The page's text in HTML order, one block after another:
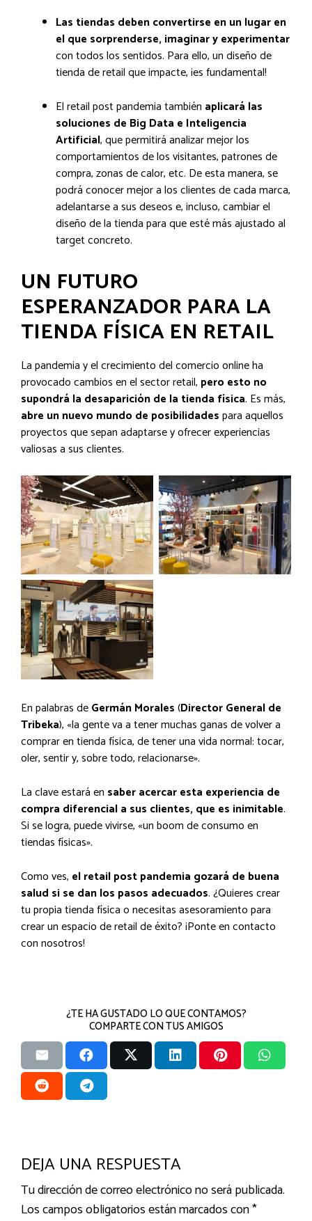
Las tiendas deben convertirse en un lugar en
el que sorprenderse, imaginar y experimentar
con todos los sentidos. Para ello, un diseño de
tienda de retail que impacte, ¡es fundamental!
El retail post pandemia también aplicará las
soluciones de Big Data e Inteligencia
Artificial, que permitirá analizar mejor los
comportamientos de los visitantes, patrones de
compra, zonas de calor, etc. De esta manera, se
podrá conocer mejor a los clientes de cada marca,
adelantarse a sus deseos e, incluso, cambiar el
diseño de la tienda para que esté más ajustado al
target concreto.
UN FUTURO
ESPERANZADOR PARA LA
TIENDA FÍSICA EN RETAIL
La pandemia y el crecimiento del comercio online ha
provocado cambios en el sector retail, pero esto no
supondrá la desaparición de la tienda física. Es más,
abre un nuevo mundo de posibilidadespara aquellos
proyectos que sepan adaptarse y ofrecer experiencias
valiosas a sus clientes.
En palabras deGermán Morales(Director General de
Tribeka), «la gente va a tener muchas ganas de volver a
comprar en tienda física, de tener una vida normal: tocar,
oler, sentir y, sobre todo, relacionarse».
La clave estará en saber acercar esta experiencia de
compra diferencial a sus clientes, que es inimitable.
Si se logra, puede vivirse, «un boom de consumo en
tiendas físicas».
Como ves, el retail post pandemia gozará de buena
salud si se dan los pasos adecuados. ¿Quieres crear
tu propia tienda física o necesitas asesoramiento para
crear un espacio de retail de éxito? ¡Ponte en contacto
con nosotros!
¿TE HA GUSTADO LO QUE CONTAMOS?
COMPARTE CON TUS AMIGOS
DEJA UNA RESPUESTA
Tu dirección de correo electrónico no será publicada.
Los campos obligatorios están marcados con*